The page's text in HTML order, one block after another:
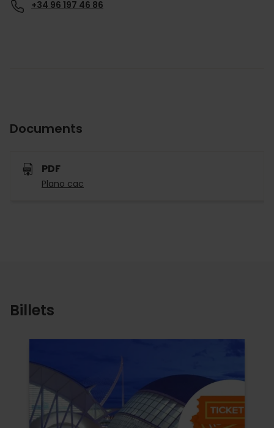
+34 96 197 46 86
Documents
PDF
Plano cac
Billets